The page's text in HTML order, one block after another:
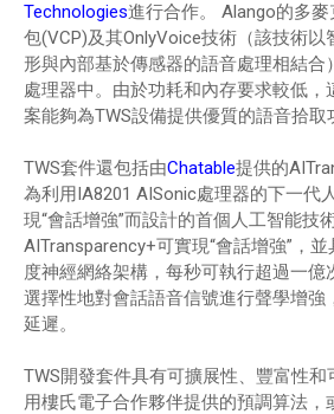
Technologies進行合作。 Alango的多
包(VCP)及其OnlyVoice技術（該技術
形與內部基於傳感器的語音處理相結合
處理器中。由於功耗和內存要求較低，
案能夠為TWS設備提供優質的語音拾取
TWS套件還包括由Chatable提供的
為利用IA8201 AISonic處理器的下一代
現“會話增強”而設計的首個人工智能技術
AITransparency+可實現“會話增強”，
度神經網絡架構，每秒可執行超過一億
選擇性地對會話語音信號進行聲學增強
延遲。
TWS開發套件具有可擴展性、豐富性和
用樓氏電子合作夥伴提供的預調算法，